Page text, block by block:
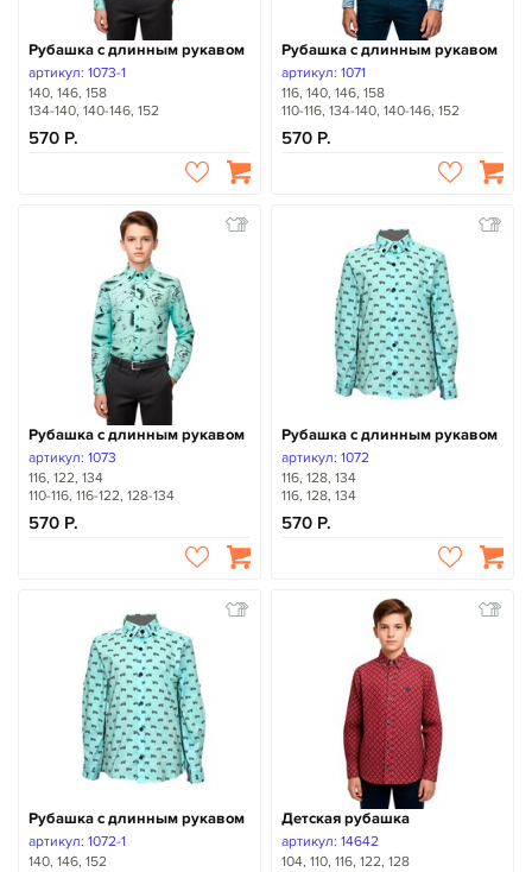
Рубашка с длинным рукавом
артикул: 1073-1
140, 146, 158
134-140, 140-146, 152
570
Рубашка с длинным рукавом
артикул: 1071
116, 140, 146, 158
110-116, 134-140, 140-146, 152
570
Рубашка с длинным рукавом
артикул: 1073
116, 122, 134
110-116, 116-122, 128-134
570
Рубашка с длинным рукавом
артикул: 1072
116, 128, 134
116, 128, 134
570
Рубашка с длинным рукавом
артикул: 1072-1
140, 146, 152
Детская рубашка
артикул: 14642
104, 110, 116, 122, 128